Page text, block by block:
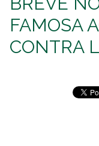
FAMOSA
CONTRA